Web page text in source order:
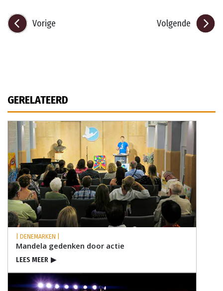
Vorige Volgende
GERELATEERD
| DENEMARKEN |
Mandela gedenken door actie
LEES MEER ▶